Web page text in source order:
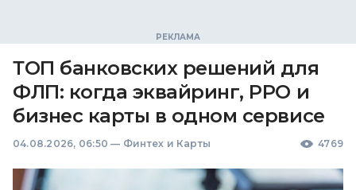
ТОП банковских решений для
ФЛП: когда эквайринг, РРО и
бизнес карты в одном сервисе
04.08.2026, 06:50 — Финтех и Карты 4769